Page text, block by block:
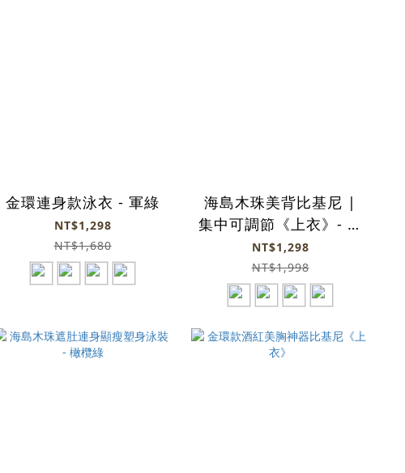
金環連身款泳衣 - 軍綠
NT$1,298
NT$1,680
海島木珠美背比基尼 |
集中可調節《上衣》- 橄
欖綠
NT$1,298
NT$1,998